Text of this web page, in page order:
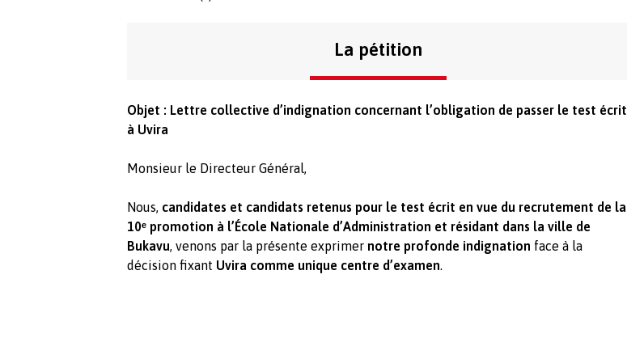
La pétition
Objet : Lettre collective d’indignation concernant l’obligation de passer le test écrit
à Uvira
Monsieur le Directeur Général,
Nous, candidates et candidats retenus pour le test écrit en vue du recrutement de la
10ᵉ promotion à l’École Nationale d’Administration et résidant dans la ville de
Bukavu, venons par la présente exprimer notre profonde indignation face à la
décision fixant Uvira comme unique centre d’examen.